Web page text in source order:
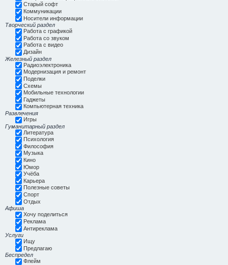
Старый софт
Коммуникации
Носители информации
Творческий раздел
Работа с графикой
Работа со звуком
Работа с видео
Дизайн
Железный раздел
Радиоэлектроника
Модернизация и ремонт
Поделки
Схемы
Мобильные технологии
Гаджеты
Компьютерная техника
Развлечения
Игры
Гуманитарный раздел
Литература
Психология
Философия
Музыка
Кино
Юмор
Учёба
Карьера
Полезные советы
Спорт
Отдых
Афиша
Хочу поделиться
Реклама
Антиреклама
Услуги
Ищу
Предлагаю
Беспредел
Флейм